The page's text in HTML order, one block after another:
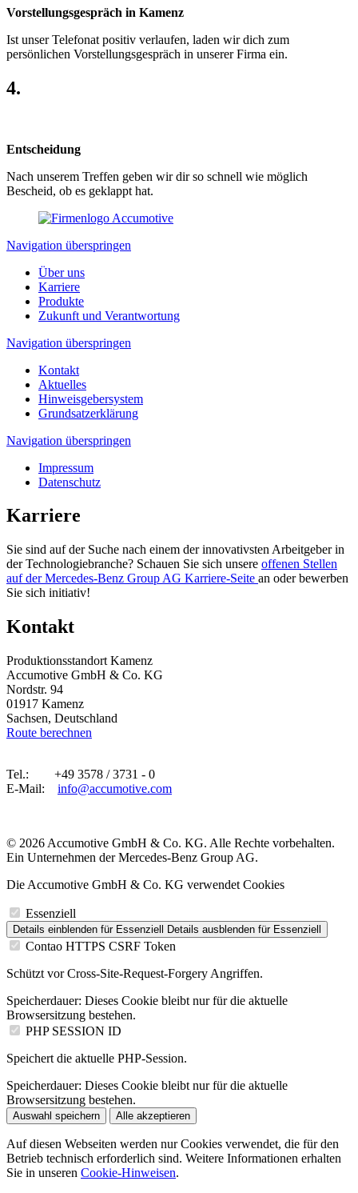
Vorstellungsgespräch in Kamenz
Ist unser Telefonat positiv verlaufen, laden wir dich zum
persönlichen Vorstellungsgespräch in unserer Firma ein.
4.
Entscheidung
Nach unserem Treffen geben wir dir so schnell wie möglich
Bescheid, ob es geklappt hat.
Navigation überspringen
Über uns
Karriere
Produkte
Zukunft und Verantwortung
Navigation überspringen
Kontakt
Aktuelles
Hinweisgebersystem
Grundsatzerklärung
Navigation überspringen
Impressum
Datenschutz
Karriere
Sie sind auf der Suche nach einem der inno­vativsten Arbeit­geber in
der Technologie­branche? Schauen Sie sich unsere offenen Stellen
auf der Mercedes-Benz Group AG Karriere-Seite an oder bewerben
Sie sich initiativ!
Kontakt
Produktions­standort Kamenz
Accumotive GmbH & Co. KG
Nordstr. 94
01917 Kamenz
Sachsen, Deutschland
Route berechnen
Tel.: +49 3578 / 3731 - 0
E-Mail: info@accumotive.com
© 2026 Accumotive GmbH & Co. KG. Alle Rechte vorbehalten.
Ein Unternehmen der Mercedes-Benz Group AG.
Die Accumotive GmbH & Co. KG verwendet Cookies
Essenziell
Details einblenden für Essenziell Details ausblenden für Essenziell
Contao HTTPS CSRF Token
Schützt vor Cross-Site-Request-Forgery Angriffen.
Speicherdauer: Dieses Cookie bleibt nur für die aktuelle
Browsersitzung bestehen.
PHP SESSION ID
Speichert die aktuelle PHP-Session.
Speicherdauer: Dieses Cookie bleibt nur für die aktuelle
Browsersitzung bestehen.
Auswahl speichern Alle akzeptieren
Auf diesen Webseiten werden nur Cookies verwendet, die für den
Betrieb technisch erforderlich sind. Weitere Informationen erhalten
Sie in unseren Cookie-Hinweisen.